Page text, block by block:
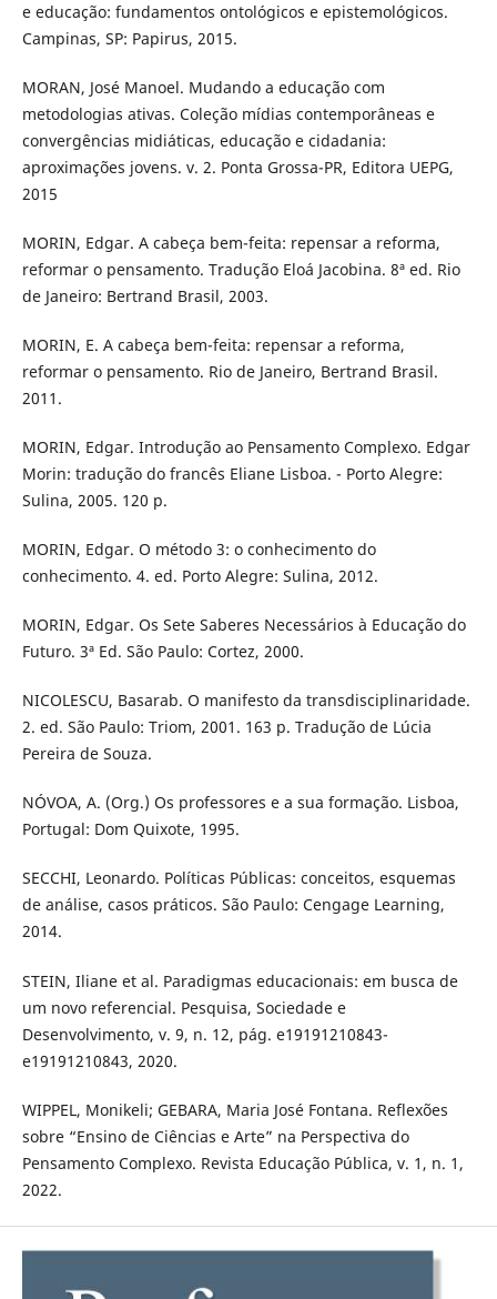
e educação: fundamentos ontológicos e epistemológicos.
Campinas, SP: Papirus, 2015.
MORAN, José Manoel. Mudando a educação com
metodologias ativas. Coleção mídias contemporâneas e
convergências midiáticas, educação e cidadania:
aproximações jovens. v. 2. Ponta Grossa-PR, Editora UEPG,
2015
MORIN, Edgar. A cabeça bem-feita: repensar a reforma,
reformar o pensamento. Tradução Eloá Jacobina. 8ª ed. Rio
de Janeiro: Bertrand Brasil, 2003.
MORIN, E. A cabeça bem-feita: repensar a reforma,
reformar o pensamento. Rio de Janeiro, Bertrand Brasil.
2011.
MORIN, Edgar. Introdução ao Pensamento Complexo. Edgar
Morin: tradução do francês Eliane Lisboa. - Porto Alegre:
Sulina, 2005. 120 p.
MORIN, Edgar. O método 3: o conhecimento do
conhecimento. 4. ed. Porto Alegre: Sulina, 2012.
MORIN, Edgar. Os Sete Saberes Necessários à Educação do
Futuro. 3ª Ed. São Paulo: Cortez, 2000.
NICOLESCU, Basarab. O manifesto da transdisciplinaridade.
2. ed. São Paulo: Triom, 2001. 163 p. Tradução de Lúcia
Pereira de Souza.
NÓVOA, A. (Org.) Os professores e a sua formação. Lisboa,
Portugal: Dom Quixote, 1995.
SECCHI, Leonardo. Políticas Públicas: conceitos, esquemas
de análise, casos práticos. São Paulo: Cengage Learning,
2014.
STEIN, Iliane et al. Paradigmas educacionais: em busca de
um novo referencial. Pesquisa, Sociedade e
Desenvolvimento, v. 9, n. 12, pág. e19191210843-
e19191210843, 2020.
WIPPEL, Monikeli; GEBARA, Maria José Fontana. Reflexões
sobre “Ensino de Ciências e Arte” na Perspectiva do
Pensamento Complexo. Revista Educação Pública, v. 1, n. 1,
2022.